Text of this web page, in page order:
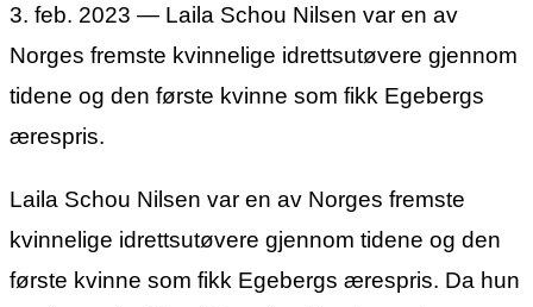
3. feb. 2023 — Laila Schou Nilsen var en av
Norges fremste kvinnelige idrettsutøvere gjennom
tidene og den første kvinne som fikk Egebergs
ærespris.
Laila Schou Nilsen var en av Norges fremste
kvinnelige idrettsutøvere gjennom tidene og den
første kvinne som fikk Egebergs ærespris. Da hun